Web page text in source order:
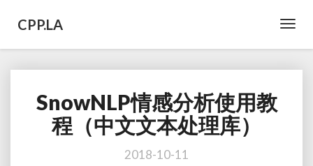
CPP.LA
SnowNLP
情
感
析
SnowNLP情感分析使用教
程（中文文本处理库）
2018-10-11